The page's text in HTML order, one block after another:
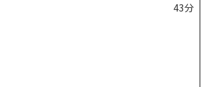
43分